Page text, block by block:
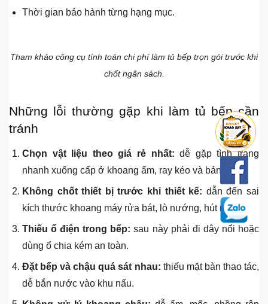
Thiết bị bếp nếu làm trọn gói: bếp từ, hút mùi, chậu vòi,
nước nếu có.
Thời gian bảo hành từng hạng mục.
chốt ngân sách.
Những lỗi thường gặp khi làm tủ bếp cần
tránh
Chọn vật liệu theo giá rẻ nhất: